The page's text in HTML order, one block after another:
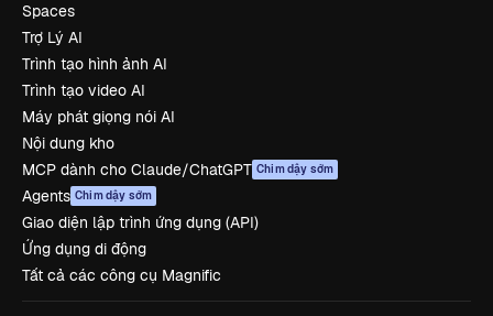
Spaces
Trợ Lý AI
Trình tạo hình ảnh AI
Trình tạo video AI
Máy phát giọng nói AI
Nội dung kho
MCP dành cho Claude/ChatGPT Chim dậy sớm
Agents Chim dậy sớm
Giao diện lập trình ứng dụng (API)
Ứng dụng di động
Tất cả các công cụ Magnific